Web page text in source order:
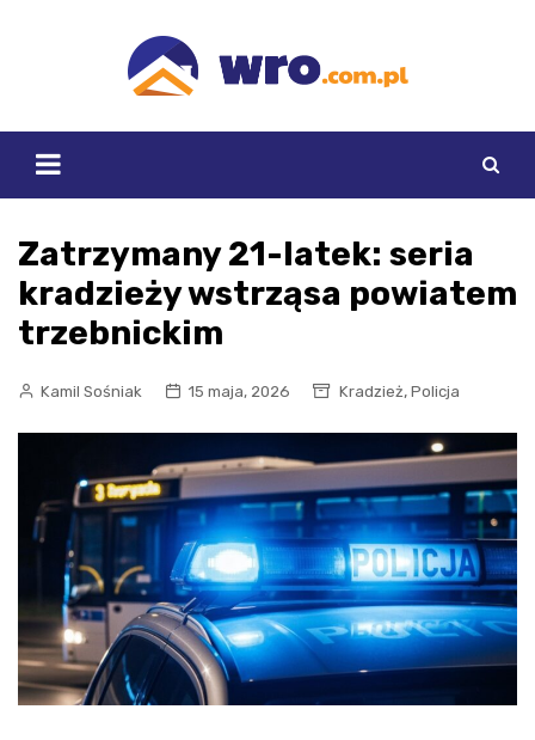
Zatrzymany 21-latek: seria
kradzieży wstrząsa powiatem
trzebnickim
Kamil Sośniak 15 maja, 2026 Kradzież, Policja